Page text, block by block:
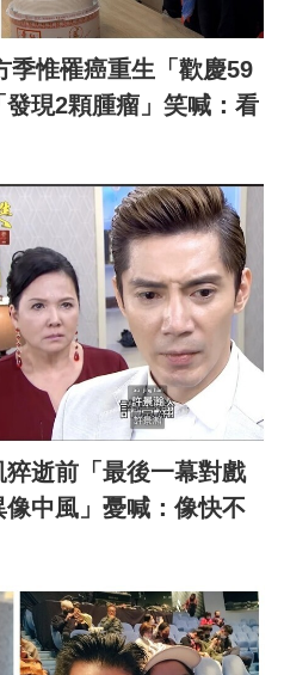
季惟罹癌重生「歡慶59
現2顆腫瘤」笑喊：看
逝前「最後一幕對戲
中風」憂喊：像快不